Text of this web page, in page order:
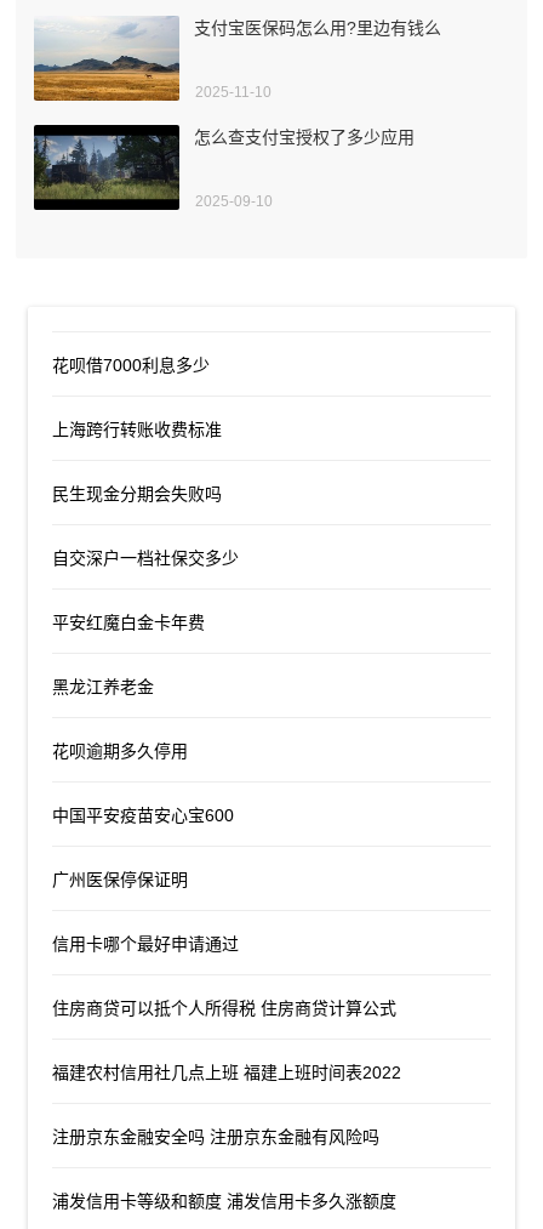
支付宝医保码怎么用?里边有钱么
2025-11-10
怎么查支付宝授权了多少应用
2025-09-10
花呗借7000利息多少
上海跨行转账收费标准
民生现金分期会失败吗
自交深户一档社保交多少
平安红魔白金卡年费
黑龙江养老金
花呗逾期多久停用
中国平安疫苗安心宝600
广州医保停保证明
信用卡哪个最好申请通过
住房商贷可以抵个人所得税 住房商贷计算公式
福建农村信用社几点上班 福建上班时间表2022
注册京东金融安全吗 注册京东金融有风险吗
浦发信用卡等级和额度 浦发信用卡多久涨额度